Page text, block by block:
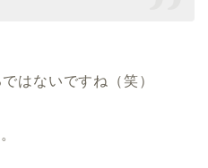
はないですね（笑）